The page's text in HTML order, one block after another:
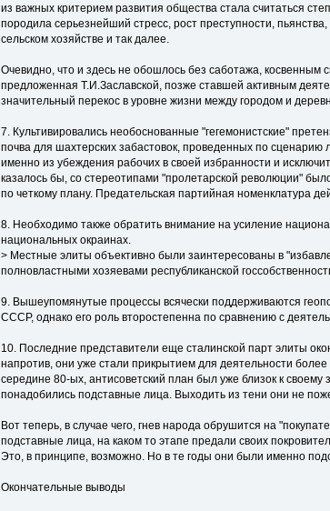
из важных критерием развития общества стала считаться
породила серьезнейший стресс, рост преступности,
сельском хозяйстве и так далее.
Очевидно, что и здесь не обошлось без саботажа, косвенным
предложенная Т.И.Заславской, позже ставшей активным
значительный перекос в уровне жизни между городом и
7. Культивировались необоснованные "гегемонистские"
почва для шахтерских забастовок, проведенных по сценарию
именно из убеждения рабочих в своей избранности и
казалось бы, со стереотипами "пролетарской революции"
по четкому плану. Предательская партийная номенклатура
8. Необходимо также обратить внимание на усиление
национальных окраинах.
> Местные элиты объективно были заинтересованы в
полновластными хозяевами республиканской
9. Вышеупомянутые процессы всячески поддерживаются
СССР, однако его роль второстепенна по сравнению с
10. Последние представители еще сталинской парт элиты
напротив, они уже стали прикрытием для деятельности
середине 80-ых, антисоветский план был уже близок к
понадобились подставные лица. Выходить из тени они не
Вот теперь, в случае чего, гнев народа обрушится на
подставные лица, на каком то этапе предали своих
Это, в принципе, возможно. Но в те годы они были именно
Окончательные выводы